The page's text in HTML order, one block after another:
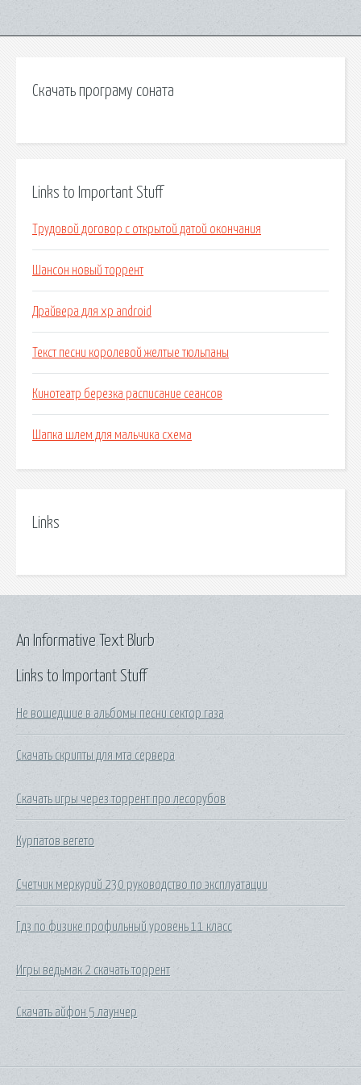
Скачать програму соната
Links to Important Stuff
Трудовой договор с открытой датой окончания
Шансон новый торрент
Драйвера для xp android
Текст песни королевой желтые тюльпаны
Кинотеатр березка расписание сеансов
Шапка шлем для мальчика схема
Links
Links to Important Stuff
Не вошедшие в альбомы песни сектор газа
Скачать скрипты для мта сервера
Скачать игры через торрент про лесорубов
Курпатов вегето
Счетчик меркурий 230 руководство по эксплуатации
Гдз по физике профильный уровень 11 класс
Игры ведьмак 2 скачать торрент
Скачать айфон 5 лаунчер
An Informative Text Blurb